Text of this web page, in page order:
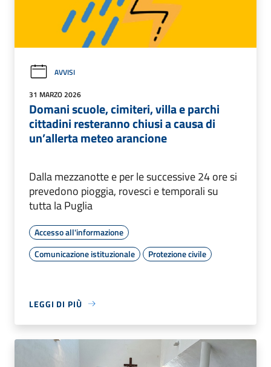
AVVISI
31 MARZO 2026
Domani scuole, cimiteri, villa e parchi
cittadini resteranno chiusi a causa di
un’allerta meteo arancione
Dalla mezzanotte e per le successive 24 ore si
prevedono pioggia, rovesci e temporali su
tutta la Puglia
Accesso all'informazione
Comunicazione istituzionale
Protezione civile
LEGGI DI PIÙ